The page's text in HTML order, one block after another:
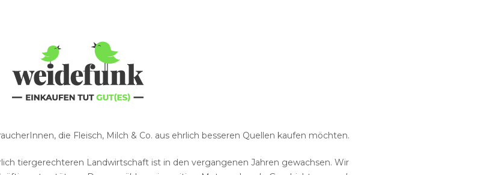
die Fleisch, Milch & Co. aus ehrlich besseren Quellen kaufen möchten.
tiergerechteren Landwirtschaft ist in den vergangenen Jahren gewachsen. Wir